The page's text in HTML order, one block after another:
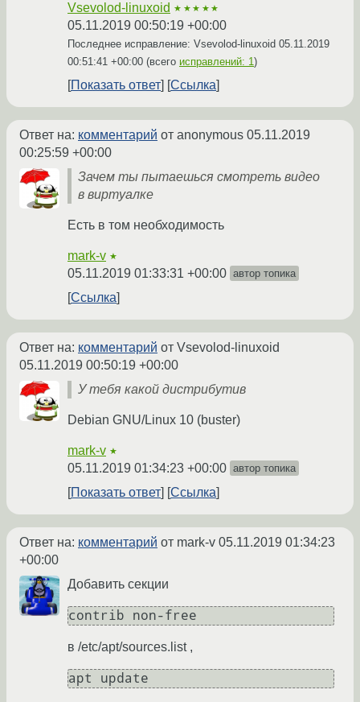
Vsevolod-linuxoid ★★★★★
05.11.2019 00:50:19 +00:00
Последнее исправление: Vsevolod-linuxoid 05.11.2019
00:51:41 +00:00 (всего исправлений: 1)
Показать ответ Ссылка
Ответ на: комментарий от anonymous 05.11.2019
00:25:59 +00:00
Зачем ты пытаешься смотреть видео
в виртуалке
Есть в том необходимость
mark-v ★
05.11.2019 01:33:31 +00:00 автор топика
Ссылка
Ответ на: комментарий от Vsevolod-linuxoid
05.11.2019 00:50:19 +00:00
У тебя какой дистрибутив
Debian GNU/Linux 10 (buster)
mark-v ★
05.11.2019 01:34:23 +00:00 автор топика
Показать ответ Ссылка
Ответ на: комментарий от mark-v 05.11.2019 01:34:23
+00:00
Добавить секции
contrib non-free
в /etc/apt/sources.list ,
apt update